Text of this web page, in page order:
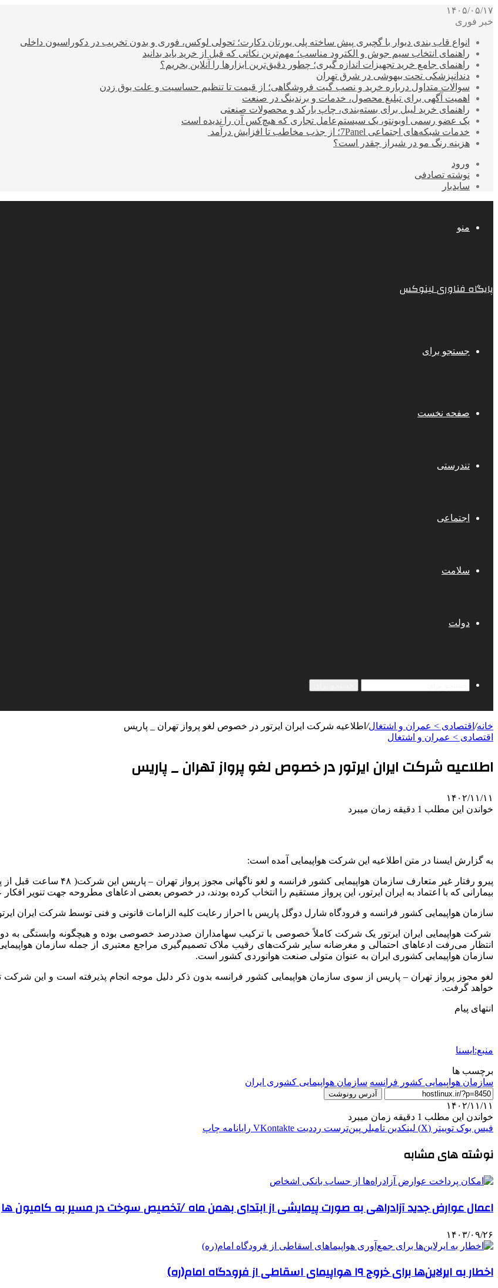
۱۴۰۵/۰۵/۱۷
خبر فوری
انواع قاب بندی دیوار با گچبری پیش ساخته پلی یورتان دکارت؛ تحولی لوکس، فوری و بدون تخریب در دکوراسیون داخلی
راهنمای انتخاب سیم جوش و الکترود مناسب؛ مهم‌ترین نکاتی که قبل از خرید باید بدانید
راهنمای جامع خرید تجهیزات اندازه گیری؛ چطور دقیق‌ترین ابزارها را آنلاین بخریم؟
دندانپزشکی تحت بیهوشی در شرق تهران
سوالات متداول درباره خرید و نصب گیت فروشگاهی؛ از قیمت تا تنظیم حساسیت و علت بوق زدن
اهمیت آگهی برای تبلیغ محصول، خدمات و برندینگ در صنعت
راهنمای خرید لیبل برای بسته‌بندی، چاپ بارکد و محصولات صنعتی
یک عضو رسمی اوبونتو، یک سیستم‌عامل تجاری که هیچ‌کس آن را ندیده است
خدمات شبکه‌های اجتماعی 7Panel؛ از جذب مخاطب تا افزایش درآمد
هزینه رنگ مو در شیراز چقدر است؟
ورود
نوشته تصادفی
سایدبار
منو
پایگاه فناوری لینوکس
جستجو برای
صفحه نخست
تندرستی
اجتماعی
سلامت
دولت
خانه/ اقتصادی > عمران و اشتغال/ اطلاعیه شرکت ایران ایرتور در خصوص لغو پرواز تهران _ پاریس
اقتصادی > عمران و اشتغال
اطلاعیه شرکت ایران ایرتور در خصوص لغو پرواز تهران _ پاریس
۱۴۰۲/۱۱/۱۱
خواندن این مطلب 1 دقیقه زمان میبرد
به گزارش ایسنا در متن اطلاعیه این شرکت هواپیمایی آمده است:
پیرو رفتار غیر متعارف سازمان
بیمارانی که با اعتماد به ایران ایرتور، این پرواز مستقیم را انتخاب کرده بودند، در خصوص بعضی ادعاهای مطروحه جهت تنویر
سازمان هواپیمایی کشور فرانسه و فرودگاه شارل دوگل پاریس با احراز رعایت کلیه الزامات قانونی و فنی توسط شرکت ایران
شرکت هواپیمایی ایران ایرتور یک شرکت کاملاً خصوصی با ترکیب سهامداران صددرصد خصوصی بوده و هیچگونه وابستگی به
انتظار می‌رفت ادعاهای احتمالی و مغرضانه سایر شرکت‌های رقیب ملاک تصمیم‌گیری مراجع معتبری از جمله سازمان
سازمان هواپیمایی کشوری ایران به عنوان متولی صنعت هوانوردی کشور است.
لغو مجوز پرواز تهران – پاریس از سوی سازمان هواپیمایی کشور فرانسه بدون ذکر دلیل موجه انجام پذیرفته است و این شرکت
خواهد گرفت.
انتهای پیام
منبع:ایسنا
برچسب ها
سازمان هواپیمایی کشور فرانسه سازمان هواپیمایی کشوری ایران
آدرس رونوشت
۱۴۰۲/۱۱/۱۱
خواندن این مطلب 1 دقیقه زمان میبرد
فیس بوک توییتر (X) لینکدین ‫تامبلر ‫پین‌ترست ‫رددیت ‫VKontakte رایانامه چاپ
نوشته های مشابه
اعمال عوارض جدید آزادراهی به صورت پیمایشی از ابتدای بهمن ماه /تخصیص سوخت در مسیر به کامیون ها
۱۴۰۳/۰۹/۲۶
اخطار به ایرلاین‌ها برای خروج ۱۹ هواپیمای اسقاطی از فرودگاه امام(ره)